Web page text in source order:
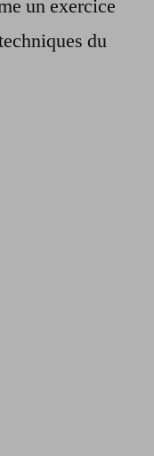
un exercice
du